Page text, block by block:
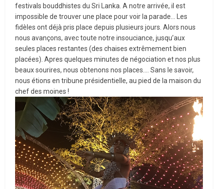
festivals bouddhistes du Sri Lanka. A notre arrivée, il est
impossible de trouver une place pour voir la parade… Les
fidèles ont déjà pris place depuis plusieurs jours. Alors nous
nous avançons, avec toute notre insouciance, jusqu’aux
seules places restantes (des chaises extrêmement bien
placées). Apres quelques minutes de négociation et nos plus
beaux sourires, nous obtenons nos places…. Sans le savoir,
nous étions en tribune présidentielle, au pied de la maison du
chef des moines !